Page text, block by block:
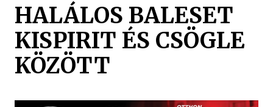
HALÁLOS BALESET
KISPIRIT ÉS CSÖGLE
KÖZÖTT